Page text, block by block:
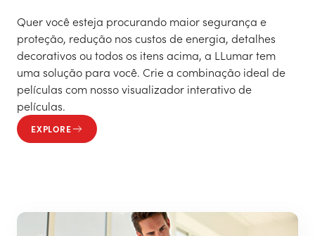
Quer você esteja procurando maior segurança e
proteção, redução nos custos de energia, detalhes
decorativos ou todos os itens acima, a LLumar tem
uma solução para você. Crie a combinação ideal de
películas com nosso visualizador interativo de
películas.
EXPLORE